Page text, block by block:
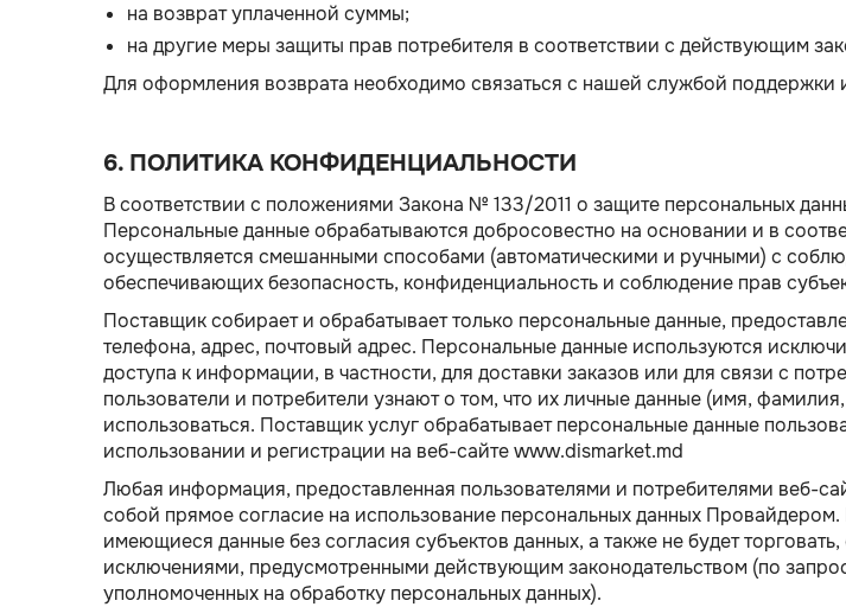
на возврат уплаченной суммы;
на другие меры защиты прав потребителя в соответствии с действующим
Для оформления возврата необходимо связаться с нашей службой поддержки
6. ПОЛИТИКА КОНФИДЕНЦИАЛЬНОСТИ
В соответствии с положениями Закона № 133/2011 о защите персональных
Персональные данные обрабатываются добросовестно на основании и в
осуществляется смешанными способами (автоматическими и ручными) с
обеспечивающих безопасность, конфиденциальность и соблюдение прав
Поставщик собирает и обрабатывает только персональные данные,
телефона, адрес, почтовый адрес. Персональные данные используются
доступа к информации, в частности, для доставки заказов или для связи с
пользователи и потребители узнают о том, что их личные данные (имя,
использоваться. Поставщик услуг обрабатывает персональные данные
использовании и регистрации на веб-сайте www.dismarket.md
Любая информация, предоставленная пользователями и потребителями веб-
собой прямое согласие на использование персональных данных
имеющиеся данные без согласия субъектов данных, а также не будет
исключениями, предусмотренными действующим законодательством (по
уполномоченных на обработку персональных данных).